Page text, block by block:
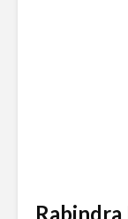
Rabindra